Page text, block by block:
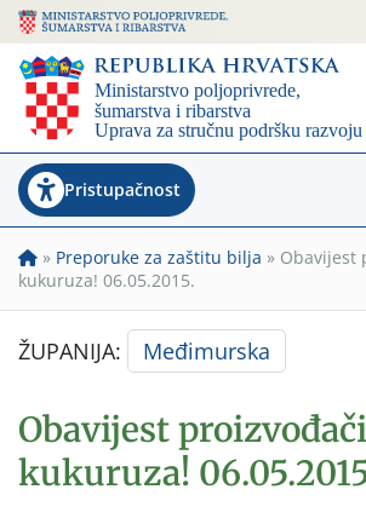
Pristupačnost
» Preporuke za zaštitu bilja » Obavijest
kukuruza! 06.05.2015.
ŽUPANIJA: Međimurska
Obavijest
kukuruza!